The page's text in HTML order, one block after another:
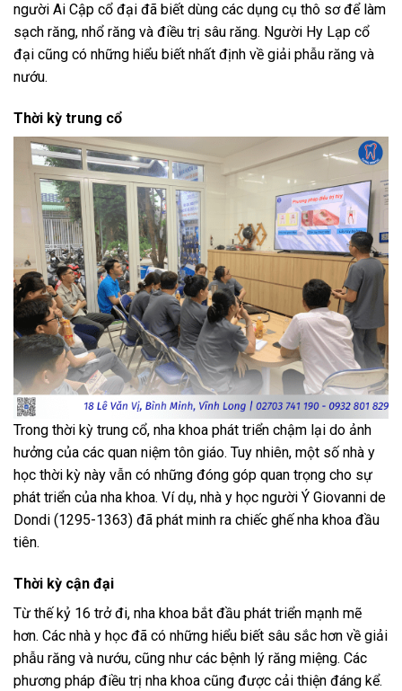
người Ai Cập cổ đại đã biết dùng các dụng cụ thô sơ để làm
sạch răng, nhổ răng và điều trị sâu răng. Người Hy Lạp cổ
đại cũng có những hiểu biết nhất định về giải phẫu răng và
nướu.
Thời kỳ trung cổ
Trong thời kỳ trung cổ, nha khoa phát triển chậm lại do ảnh
hưởng của các quan niệm tôn giáo. Tuy nhiên, một số nhà y
học thời kỳ này vẫn có những đóng góp quan trọng cho sự
phát triển của nha khoa. Ví dụ, nhà y học người Ý Giovanni de
Dondi (1295-1363) đã phát minh ra chiếc ghế nha khoa đầu
tiên.
Thời kỳ cận đại
Từ thế kỷ 16 trở đi, nha khoa bắt đầu phát triển mạnh mẽ
hơn. Các nhà y học đã có những hiểu biết sâu sắc hơn về giải
phẫu răng và nướu, cũng như các bệnh lý răng miệng. Các
phương pháp điều trị nha khoa cũng được cải thiện đáng kể.